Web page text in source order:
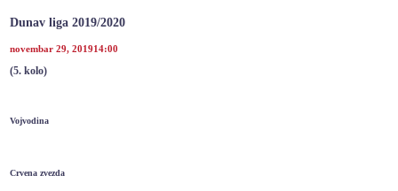
Dunav liga 2019/2020
novembar 29, 201914:00
(5. kolo)
Vojvodina
Crvena zvezda